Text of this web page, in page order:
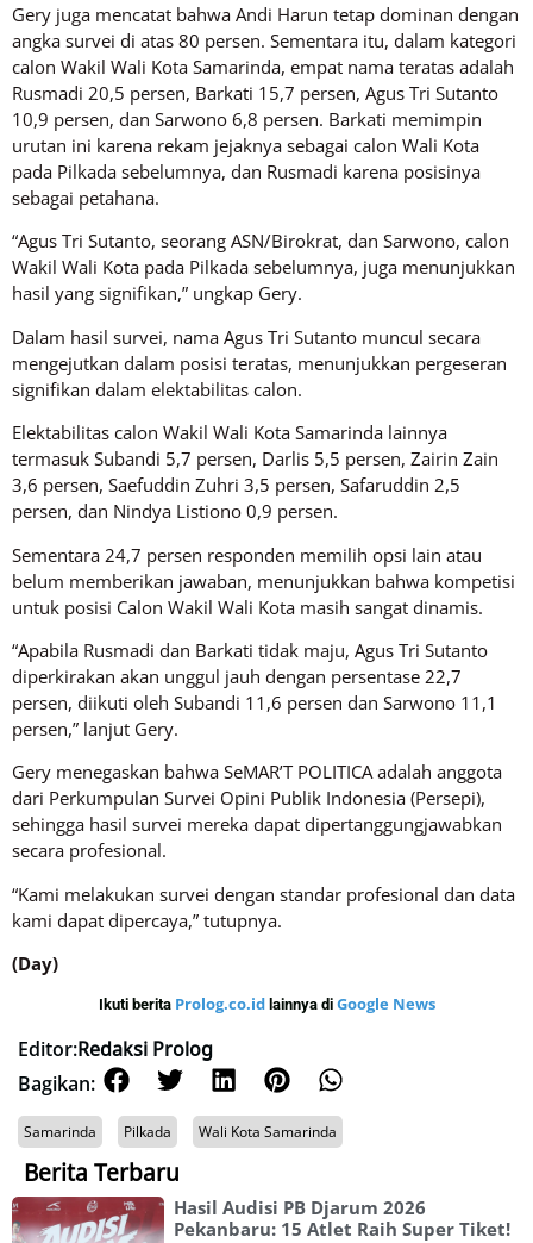
Gery juga mencatat bahwa Andi Harun tetap dominan dengan
angka survei di atas 80 persen. Sementara itu, dalam kategori
calon Wakil Wali Kota Samarinda, empat nama teratas adalah
Rusmadi 20,5 persen, Barkati 15,7 persen, Agus Tri Sutanto
10,9 persen, dan Sarwono 6,8 persen. Barkati memimpin
urutan ini karena rekam jejaknya sebagai calon Wali Kota
pada Pilkada sebelumnya, dan Rusmadi karena posisinya
sebagai petahana.
“Agus Tri Sutanto, seorang ASN/Birokrat, dan Sarwono, calon
Wakil Wali Kota pada Pilkada sebelumnya, juga menunjukkan
hasil yang signifikan,” ungkap Gery.
Dalam hasil survei, nama Agus Tri Sutanto muncul secara
mengejutkan dalam posisi teratas, menunjukkan pergeseran
signifikan dalam elektabilitas calon.
Elektabilitas calon Wakil Wali Kota Samarinda lainnya
termasuk Subandi 5,7 persen, Darlis 5,5 persen, Zairin Zain
3,6 persen, Saefuddin Zuhri 3,5 persen, Safaruddin 2,5
persen, dan Nindya Listiono 0,9 persen.
Sementara 24,7 persen responden memilih opsi lain atau
belum memberikan jawaban, menunjukkan bahwa kompetisi
untuk posisi Calon Wakil Wali Kota masih sangat dinamis.
“Apabila Rusmadi dan Barkati tidak maju, Agus Tri Sutanto
diperkirakan akan unggul jauh dengan persentase 22,7
persen, diikuti oleh Subandi 11,6 persen dan Sarwono 11,1
persen,” lanjut Gery.
Gery menegaskan bahwa SeMAR’T POLITICA adalah anggota
dari Perkumpulan Survei Opini Publik Indonesia (Persepi),
sehingga hasil survei mereka dapat dipertanggungjawabkan
secara profesional.
“Kami melakukan survei dengan standar profesional dan data
kami dapat dipercaya,” tutupnya.
(Day)
Ikuti berita Prolog.co.id lainnya di Google News
Editor:Redaksi Prolog
Bagikan:
Samarinda Pilkada Wali Kota Samarinda
Berita Terbaru
Hasil Audisi PB Djarum 2026
Pekanbaru: 15 Atlet Raih Super Tiket!